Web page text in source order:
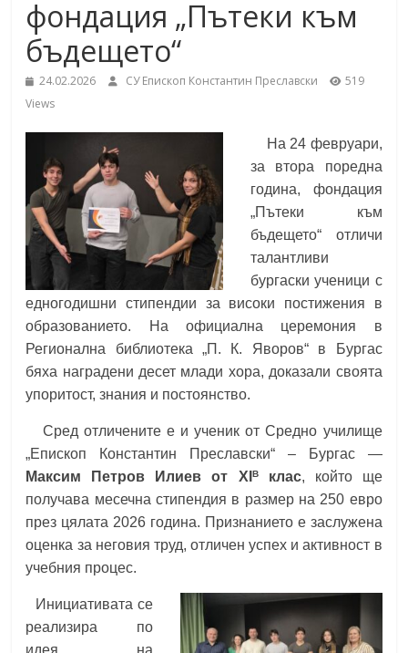
under the Erasmus+ Programme in
Malaga, Spain
School,
Burgas
"Епископ
Константин
Преславски"
Бургас
фондация „Пътеки към
бъдещето“
24.02.2026 СУ Епископ Константин Преславски
519
Views
На 24 февруари,
за втора поредна
година, фондация
„Пътеки към
бъдещето“ отличи
талантливи
бургаски ученици с
едногодишни стипендии за високи постижения в
образованието. На официална церемония в
Регионална библиотека „П. К. Яворов“ в Бургас
бяха наградени десет млади хора, доказали своята
упоритост, знания и постоянство.
Сред отличените е и ученик от Средно училище
„Епископ Константин Преславски“ – Бургас —
Максим Петров Илиев от XI Вклас, който ще
получава месечна стипендия в размер на 250 евро
през цялата 2026 година. Признанието е заслужена
оценка за неговия труд, отличен успех и активност в
учебния процес.
Инициативата се
реализира по